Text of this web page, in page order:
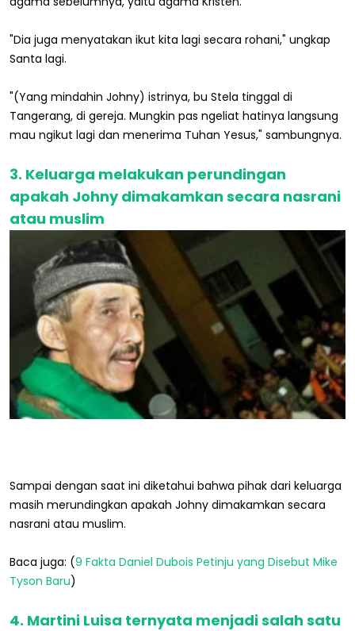
"Dia juga menyatakan ikut kita lagi secara rohani," ungkap
Santa lagi.
"(Yang mindahin Johny) istrinya, bu Stela tinggal di
Tangerang, di gereja. Mungkin pas ngeliat hatinya langsung
mau ngikut lagi dan menerima Tuhan Yesus," sambungnya.
3. Keluarga melakukan perundingan
apakah Johny dimakamkan secara nasrani
atau muslim
Sampai dengan saat ini diketahui bahwa pihak dari keluarga
masih merundingkan apakah Johny dimakamkan secara
nasrani atau muslim.
Baca juga: (9 Fakta Daniel Dubois Petinju yang Disebut Mike
Tyson Baru)
4. Martini Luisa ternyata menjadi salah satu